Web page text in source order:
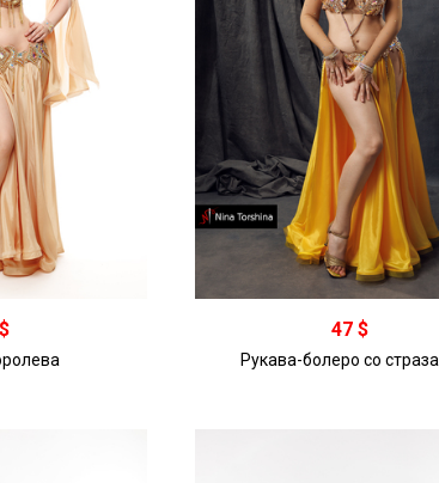
47 $
Рукава-болеро со